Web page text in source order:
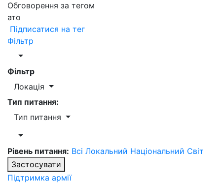
Обговорення за тегом
ато
Підписатися на тег
Фільтр
Фільтр
Локація
Тип питання:
Тип питання
Рівень питання: Всі Локальний Національний Світ
Застосувати
Підтримка армії